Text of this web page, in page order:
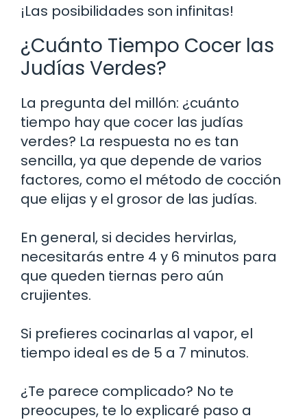
¡Las posibilidades son infinitas!
¿Cuánto Tiempo Cocer las
Judías Verdes?
La pregunta del millón: ¿cuánto
tiempo hay que cocer las judías
verdes? La respuesta no es tan
sencilla, ya que depende de varios
factores, como el método de cocción
que elijas y el grosor de las judías.
En general, si decides hervirlas,
necesitarás entre 4 y 6 minutos para
que queden tiernas pero aún
crujientes.
Si prefieres cocinarlas al vapor, el
tiempo ideal es de 5 a 7 minutos.
¿Te parece complicado? No te
preocupes, te lo explicaré paso a